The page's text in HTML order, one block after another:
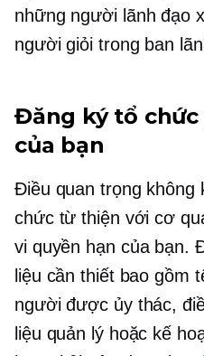
những người lãnh đạo
người giỏi trong ban
Đăng ký tổ
của bạn
Điều quan trọng không
chức từ thiện với cơ
vi quyền hạn của bạn.
liệu cần thiết bao gồm
người được ủy thác,
liệu quản lý hoặc kế